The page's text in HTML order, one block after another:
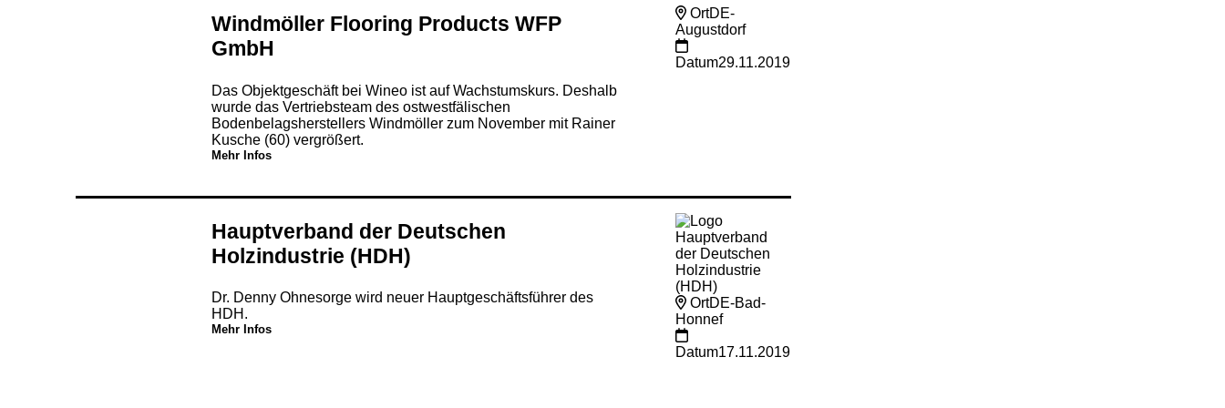
Windmöller Flooring Products WFP
GmbH
Das Objektgeschäft bei Wineo ist auf Wachstumskurs. Deshalb
wurde das Vertriebsteam des ostwestfälischen
Bodenbelagsherstellers Windmöller zum November mit Rainer
Kusche (60) vergrößert.
Mehr Infos
OrtDE-
Augustdorf
Datum29.11.2019
Hauptverband der Deutschen
Holzindustrie (HDH)
Dr. Denny Ohnesorge wird neuer Hauptgeschäftsführer des
HDH.
Mehr Infos
OrtDE-Bad-
Honnef
Datum17.11.2019